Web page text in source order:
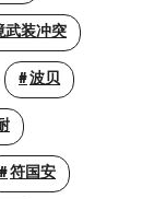
武装冲突
波贝
符国安